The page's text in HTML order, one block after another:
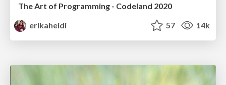
The Art of Programming - Codeland 2020
erikaheidi
57 14k